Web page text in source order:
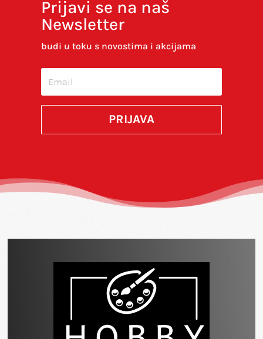
Prijavi se na naš
Newsletter
budi u toku s novostima i akcijama
PRIJAVA